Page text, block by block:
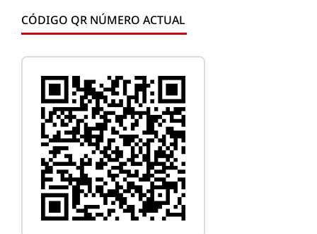
CÓDIGO QR NÚMERO ACTUAL